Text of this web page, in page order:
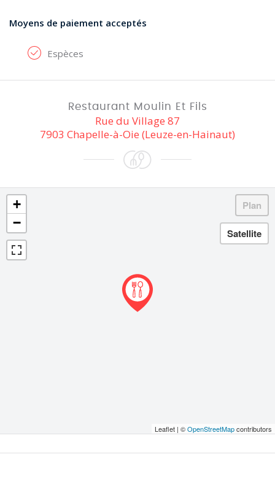
Moyens de paiement acceptés
Espèces
Restaurant Moulin Et Fils
Rue du Village 87
7903 Chapelle-à-Oie (Leuze-en-Hainaut)
+
−
Leaflet | ©OpenStreetMapcontributors